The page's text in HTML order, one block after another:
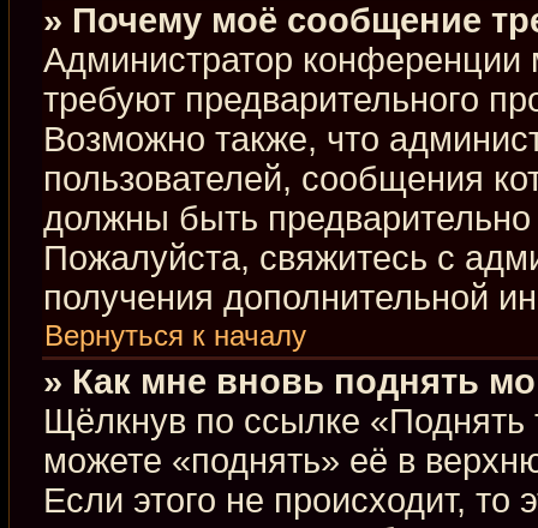
» Почему моё сообщение
Администратор
требуют предварительного
Возможно также, что
пользователей, сообщения
должны быть
Пожалуйста, свяжитесь с
получения дополнительной
Вернуться к началу
» Как мне вновь поднять
Щёлкнув по ссылке
можете «поднять» её в
Если этого не происходит, то